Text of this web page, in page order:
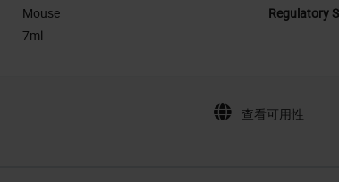
Mouse Regulatory
7ml
查看可用性